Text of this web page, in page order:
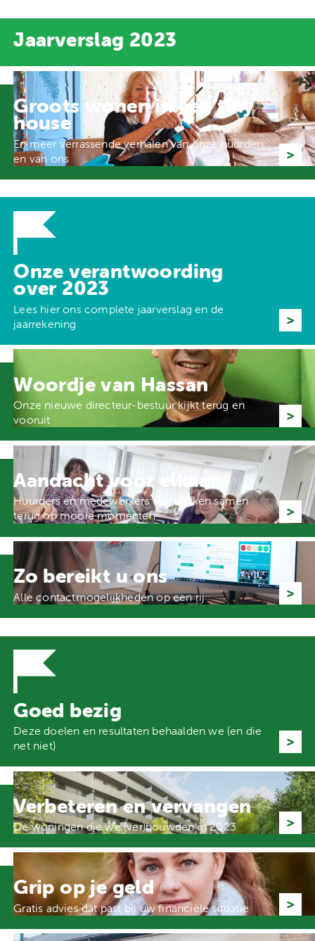
Jaarverslag 2023
Groots wonen in een tiny
house
En meer verrassende verhalen van onze huurders
en van ons
Onze verantwoording
over 2023
Lees hier ons complete jaarverslag en de
jaarrekening
Woordje van Hassan
Onze nieuwe directeur-bestuur kijkt terug en
vooruit
Aandacht voor elkaar
Huurders en medewerkers: we blikken samen
terug op mooie momenten
Zo bereikt u ons
Alle contactmogelijkheden op een rij
Goed bezig
Deze doelen en resultaten behaalden we (en die
net niet)
Verbeteren en vervangen
De woningen die we (ver)bouwden in 2023
Grip op je geld
Gratis advies dat past bij uw financiële situatie